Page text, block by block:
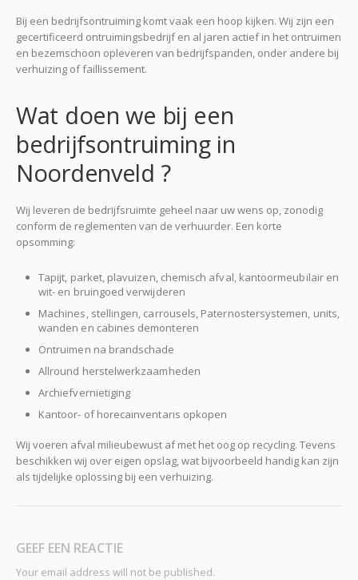
Bij een bedrijfsontruiming komt vaak een hoop kijken. Wij zijn een
gecertificeerd ontruimingsbedrijf en al jaren actief in het ontruimen
en bezemschoon opleveren van bedrijfspanden, onder andere bij
verhuizing of faillissement.
Wat doen we bij een
bedrijfsontruiming in
Noordenveld ?
Wij leveren de bedrijfsruimte geheel naar uw wens op, zonodig
conform de reglementen van de verhuurder. Een korte
opsomming:
Tapijt, parket, plavuizen, chemisch afval, kantoormeubilair en
wit- en bruingoed verwijderen
Machines, stellingen, carrousels, Paternostersystemen, units,
wanden en cabines demonteren
Ontruimen na brandschade
Allround herstelwerkzaamheden
Archiefvernietiging
Kantoor- of horecainventaris opkopen
Wij voeren afval milieubewust af met het oog op recycling. Tevens
beschikken wij over eigen opslag, wat bijvoorbeeld handig kan zijn
als tijdelijke oplossing bij een verhuizing.
GEEF EEN REACTIE
Your email address will not be published.